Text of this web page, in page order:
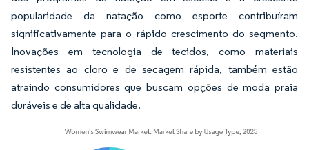
popularidade da natação como esporte contribuíram
significativamente para o rápido crescimento do segmento.
Inovações em tecnologia de tecidos, como materiais
resistentes ao cloro e de secagem rápida, também estão
atraindo consumidores que buscam opções de moda praia
duráveis e de alta qualidade.